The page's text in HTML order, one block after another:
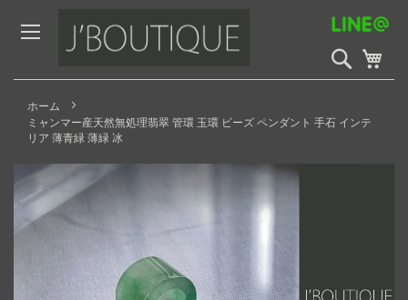
to
Content
検
索
開
ホーム
ミャンマー産天然無処理翡翠 管環 玉環 ビーズ ペンダント 手石 インテ
リア 薄青緑 薄緑 冰
Skip
to
the
end
of
images
gallery